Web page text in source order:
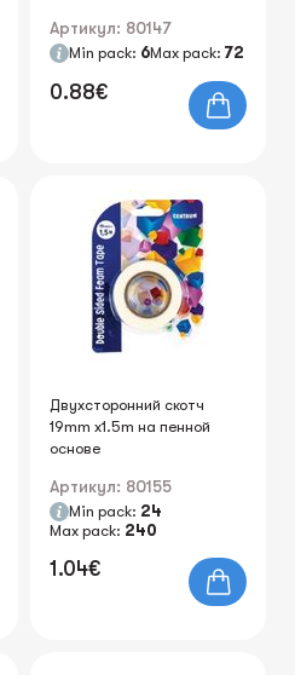
Артикул: 80147
Min pack: 6Max pack: 72
0.88€
Двухсторонний скотч
19mm x1.5m на пенной
основе
Артикул: 80155
Min pack: 24
Max pack: 240
1.04€